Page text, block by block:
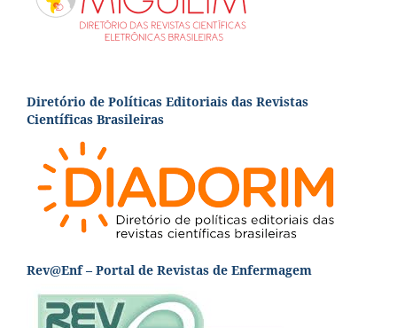
Diretório de Políticas Editoriais das Revistas
Científicas Brasileiras
Rev@Enf – Portal de Revistas de Enfermagem